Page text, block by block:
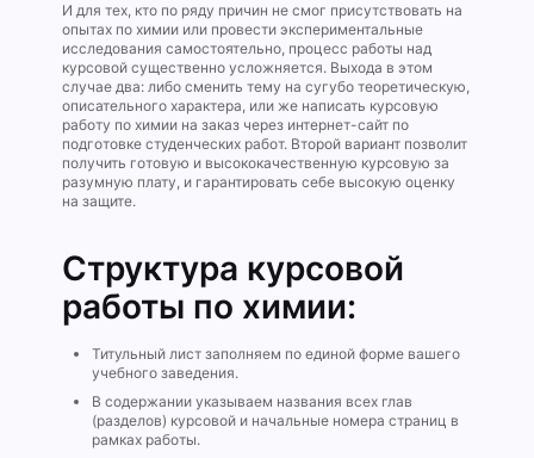
И для тех, кто по ряду причин не смог присутствовать на
опытах по химии или провести экспериментальные
исследования самостоятельно, процесс работы над
курсовой существенно усложняется. Выхода в этом
случае два: либо сменить тему на сугубо теоретическую,
описательного характера, или же написать курсовую
работу по химии на заказ через интернет-сайт по
подготовке студенческих работ. Второй вариант позволит
получить готовую и высококачественную курсовую за
разумную плату, и гарантировать себе высокую оценку
на защите.
Структура курсовой
работы по химии:
Титульный лист заполняем по единой форме вашего
учебного заведения.
В содержании указываем названия всех глав
(разделов) курсовой и начальные номера страниц в
рамках работы.